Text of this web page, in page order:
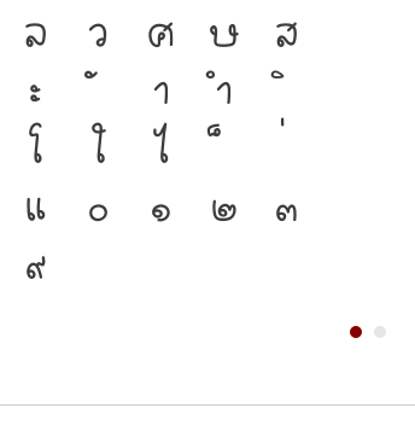
ล ว ศ ษ
ส
ะ า
ำ
โ
ใ
ไ
แ ๐ ๑ ๒
๓
๙